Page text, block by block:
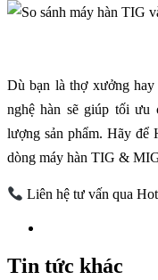
Dù bạn là thợ xưởng
nghệ hàn sẽ giúp tối ưu
lượng sản phẩm. Hãy để
dòng máy hàn TIG &
Liên hệ tư vấn qua
Tin tức khác